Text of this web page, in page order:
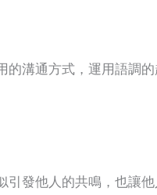
溝通方式，運用語調
發他人的共鳴，也讓他